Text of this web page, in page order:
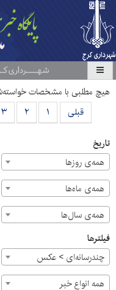
هیچ مطلبی با مشخصات
قبلی
۱ ۲ ۳
تاریخ
همه‌ی روزها
همه‌ی ماه‌ها
همه‌ی سال‌ها
فیلترها
چندرسانه‌ای > عکس
همه انواع خبر